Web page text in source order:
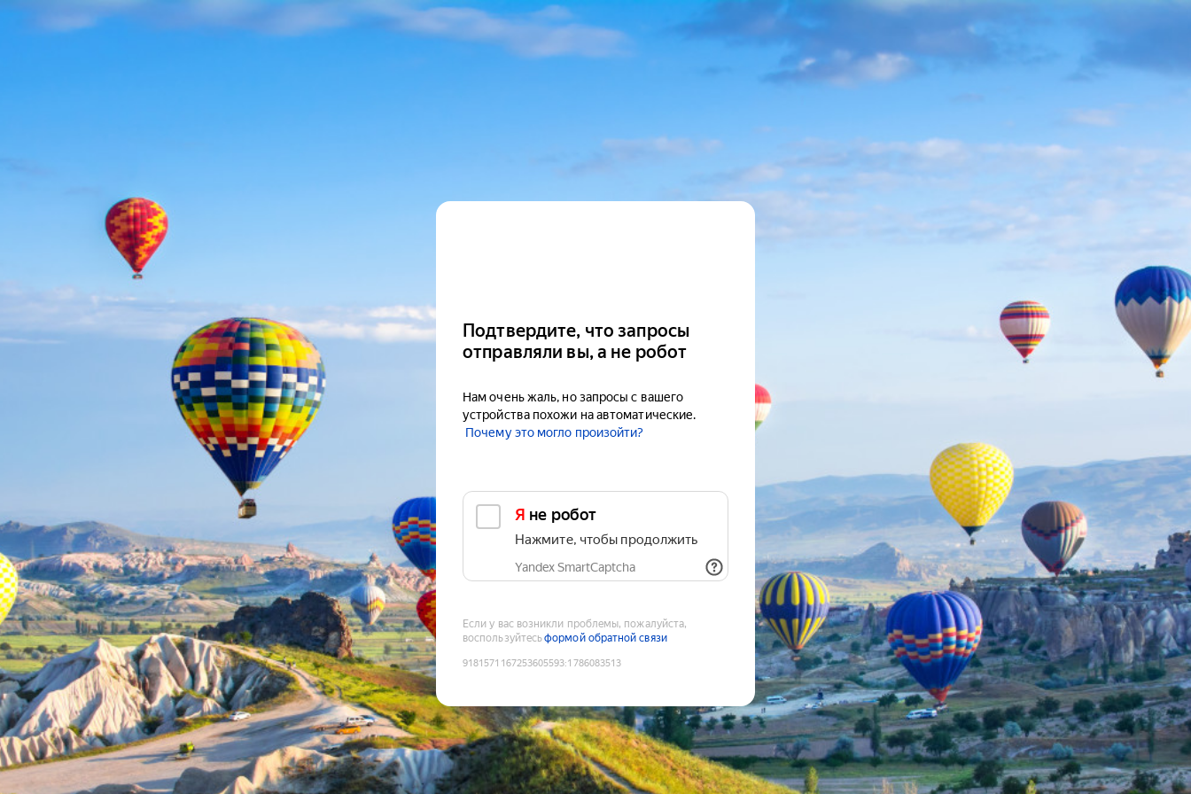
Подтвердите, что запросы
отправляли вы, а не робот
Нам очень жаль, но запросы с вашего
устройства похожи на автоматические.
Почему это могло произойти?
Я не робот
Нажмите, чтобы продолжить
Yandex SmartCaptcha
Если у вас возникли проблемы, пожалуйста,
воспользуйтесьформой обратной связи
9181571167253605593:1786083513